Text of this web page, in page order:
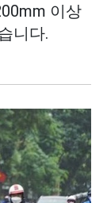
이상
니다.